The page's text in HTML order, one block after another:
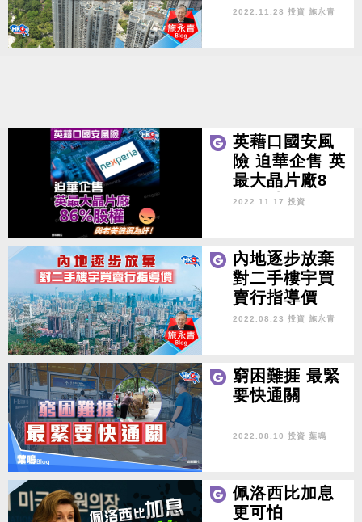
2022.11.28 投資 施永青
英藉口國安風
險 迫華企售 英
最大晶片廠8
6%股權
2022.11.17 投資
內地逐步放棄
對二手樓宇買
賣行指導價
2022.08.23 投資 施永青
窮困難捱 最緊
要快通關
2022.08.10 投資 葉鳴
佩洛西比加息
更可怕